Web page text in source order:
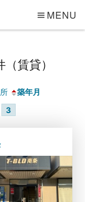
MENU
賃貸）
築年月
3